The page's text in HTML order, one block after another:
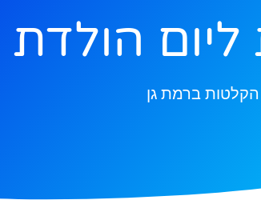
הולדת
הקלטות ברמת גן